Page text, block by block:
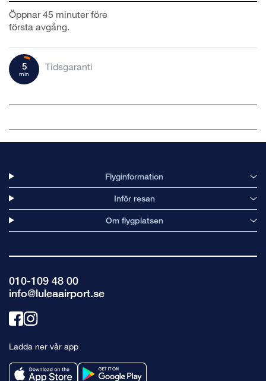
Öppnar 45 minuter före
första avgång.
5
min
Tidsgaranti
Flyginformation
Inför resan
Om flygplatsen
010-109 48 00
info@luleaairport.se
Länk
facebook
Länk
instagram
Ladda ner vår app